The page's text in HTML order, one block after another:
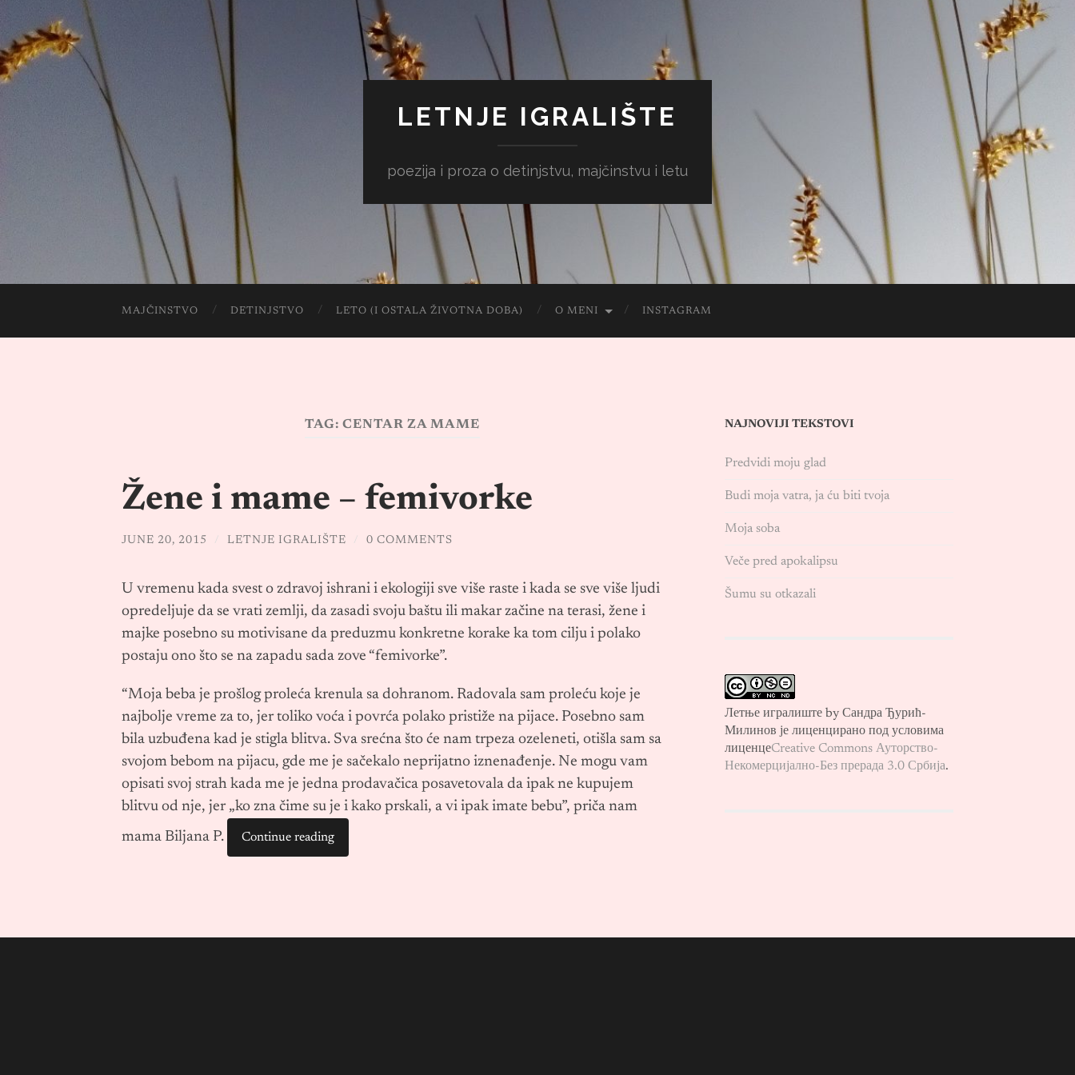
LETNJE IGRALIŠTE
poezija i proza o detinjstvu, majčinstvu i letu
MAJČINSTVO DETINJSTVO LETO (I OSTALA ŽIVOTNA DOBA) O MENI INSTAGRAM
TAG: CENTAR ZA MAME
Žene i mame – femivorke
JUNE 20, 2015 / LETNJE IGRALIŠTE / 0 COMMENTS
U vremenu kada svest o zdravoj ishrani i ekologiji sve više raste i kada se sve više ljudi
opredeljuje da se vrati zemlji, da zasadi svoju baštu ili makar začine na terasi, žene i
majke posebno su motivisane da preduzmu konkretne korake ka tom cilju i polako
postaju ono što se na zapadu sada zove “femivorke”.
“Moja beba je prošlog proleća krenula sa dohranom. Radovala sam proleću koje je
najbolje vreme za to, jer toliko voća i povrća polako pristiže na pijace. Posebno sam
bila uzbuđena kad je stigla blitva. Sva srećna što će nam trpeza ozeleneti, otišla sam sa
svojom bebom na pijacu, gde me je sačekalo neprijatno iznenađenje. Ne mogu vam
opisati svoj strah kada me je jedna prodavačica posavetovala da ipak ne kupujem
blitvu od nje, jer „ko zna čime su je i kako prskali, a vi ipak imate bebu”, priča nam
mama Biljana P.
Continue reading
NAJNOVIJI TEKSTOVI
Predvidi moju glad
Budi moja vatra, ja ću biti tvoja
Moja soba
Veče pred apokalipsu
Šumu su otkazali
Летње игралиште by Сандра Ђурић-
Милинов је лиценцирано под условима
лиценцеCreative Commons Ауторство-
Некомерцијално-Без прерада 3.0 Србија.